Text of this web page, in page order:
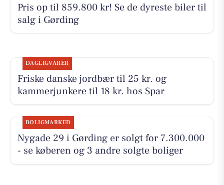
Pris op til 859.800 kr! Se de dyreste biler til
salg i Gørding
DAGLIGVARER
Friske danske jordbær til 25 kr. og
kammerjunkere til 18 kr. hos Spar
BOLIGMARKED
Nygade 29 i Gørding er solgt for 7.300.000
- se køberen og 3 andre solgte boliger